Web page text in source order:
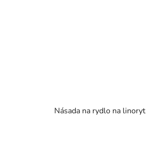
Násada na rydlo na linoryt